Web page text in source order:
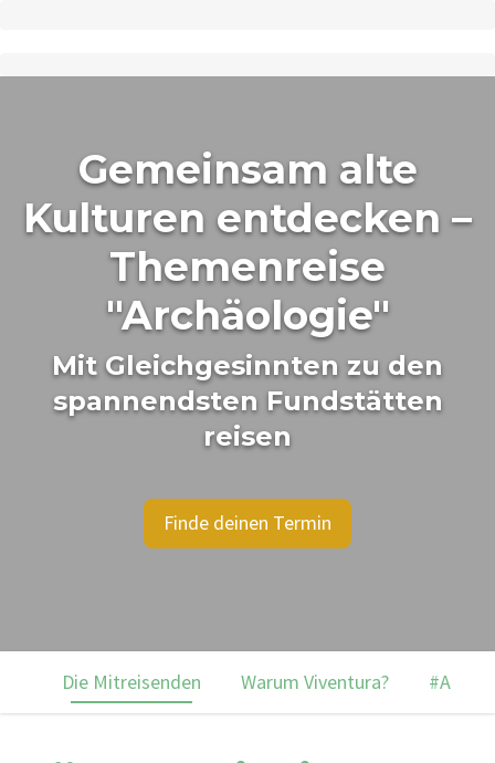
Gemeinsam alte
Kulturen entdecken –
Themenreise
"Archäologie"
Mit Gleichgesinnten zu den
spannendsten Fundstätten
reisen
Finde deinen Termin
Die Mitreisenden Warum Viventura?